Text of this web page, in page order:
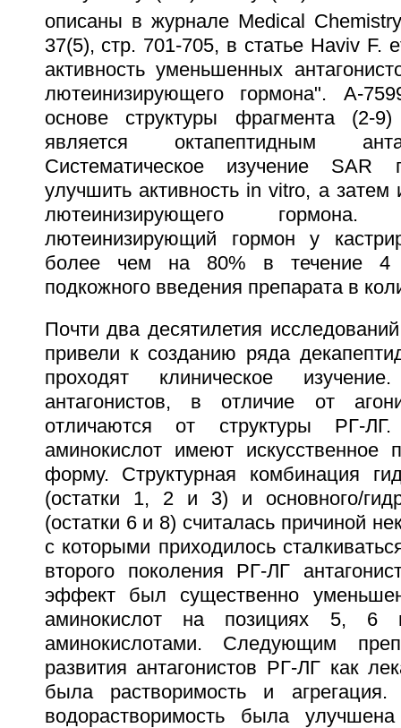
описаны в журнале Medical
37(5), стр. 701-705, в статье Haviv F.
активность уменьшенных
лютеинизирующего гормона". А-
основе структуры фрагмента (2-
является октапептидным
Систематическое изучение SAR
улучшить активность in vitro, а
лютеинизирующего
лютеинизирующий гормон у
более чем на 80% в течение 4
подкожного введения препарата в
Почти два десятилетия
привели к созданию ряда
проходят клиническое
антагонистов, в отличие от
отличаются от структуры РГ-
аминокислот имеют искусственное
форму. Структурная комбинация
(остатки 1, 2 и 3) и основного/
(остатки 6 и 8) считалась причиной
с которыми приходилось
второго поколения РГ-ЛГ
эффект был существенно
аминокислот на позициях 5, 6
аминокислотами. Следующим
развития антагонистов РГ-ЛГ как
была растворимость и
водорастворимость была